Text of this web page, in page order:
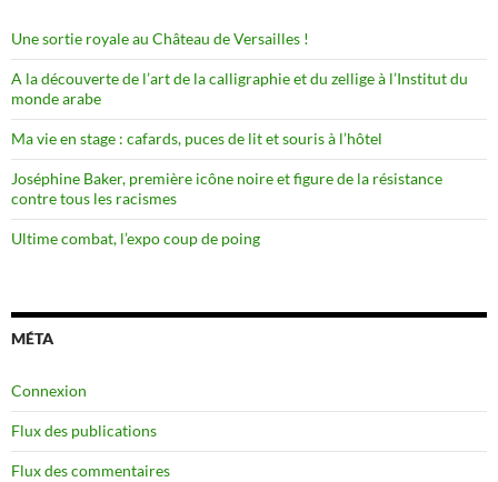
Une sortie royale au Château de Versailles !
A la découverte de l’art de la calligraphie et du zellige à l’Institut du
monde arabe
Ma vie en stage : cafards, puces de lit et souris à l’hôtel
Joséphine Baker, première icône noire et figure de la résistance
contre tous les racismes
Ultime combat, l’expo coup de poing
MÉTA
Connexion
Flux des publications
Flux des commentaires